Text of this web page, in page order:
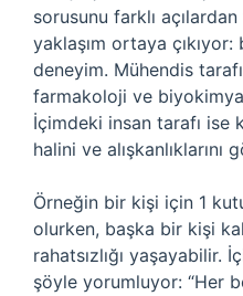
sorusunu farklı
yaklaşım ortaya
deneyim. Mühendis
farmakoloji ve biyokimya
İçimdeki insan tarafı
halini ve alışkanlıklarını
Örneğin bir kişi için 1
olurken, başka bir kişi
rahatsızlığı yaşayabilir.
şöyle yorumluyor: “Her